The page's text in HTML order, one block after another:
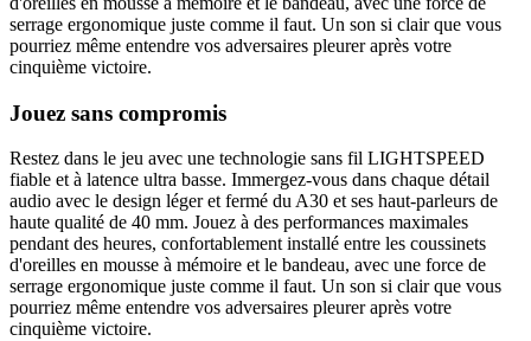
serrage ergonomique juste comme il faut. Un son si clair que vous
pourriez même entendre vos adversaires pleurer après votre
cinquième victoire.
Jouez sans compromis
Restez dans le jeu avec une technologie sans fil LIGHTSPEED
fiable et à latence ultra basse. Immergez-vous dans chaque détail
audio avec le design léger et fermé du A30 et ses haut-parleurs de
haute qualité de 40 mm. Jouez à des performances maximales
pendant des heures, confortablement installé entre les coussinets
d'oreilles en mousse à mémoire et le bandeau, avec une force de
serrage ergonomique juste comme il faut. Un son si clair que vous
pourriez même entendre vos adversaires pleurer après votre
cinquième victoire.